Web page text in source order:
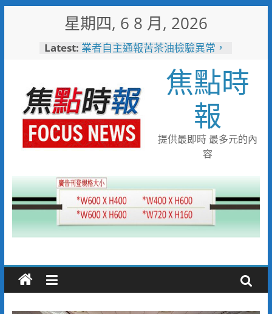
星期四, 6 8 月, 2026
Latest: 業者自主通報苦茶油檢驗異常，
嘉市10隻大白熊萌登場 帶你
解鎖城市新玩法
耐心勸導卸心防、同理溝通助團
聚 竹警二分局協助滯留在外男
子返家
助產業提升永續競爭力 低碳化
暨節能診斷方案說明會8/18花蓮
黃偉哲推動下營都市新發展 第
十九期公設解編市地重劃說明會
凝聚地方共識
焦點時
報
提供最即時 最多元的內
容